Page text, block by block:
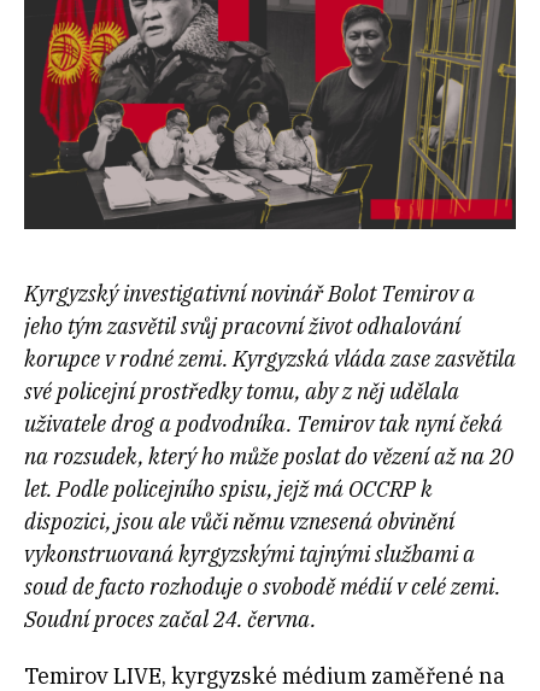
Kyrgyzský investigativní novinář Bolot Temirov a
jeho tým zasvětil svůj pracovní život odhalování
korupce v rodné zemi. Kyrgyzská vláda zase zasvětila
své policejní prostředky tomu, aby z něj udělala
uživatele drog a podvodníka. Temirov tak nyní čeká
na rozsudek, který ho může poslat do vězení až na 20
let. Podle policejního spisu, jejž má OCCRP k
dispozici, jsou ale vůči němu vznesená obvinění
vykonstruovaná kyrgyzskými tajnými službami a
soud de facto rozhoduje o svobodě médií v celé zemi.
Soudní proces začal 24. června.
Temirov LIVE, kyrgyzské médium zaměřené na